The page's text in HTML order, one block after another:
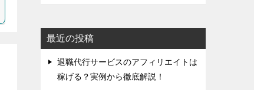
最近の投稿
退職代行サービスのアフィリエイトは
稼げる？実例から徹底解説！